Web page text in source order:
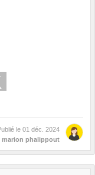
le 01 déc. 2024
marion phalippout